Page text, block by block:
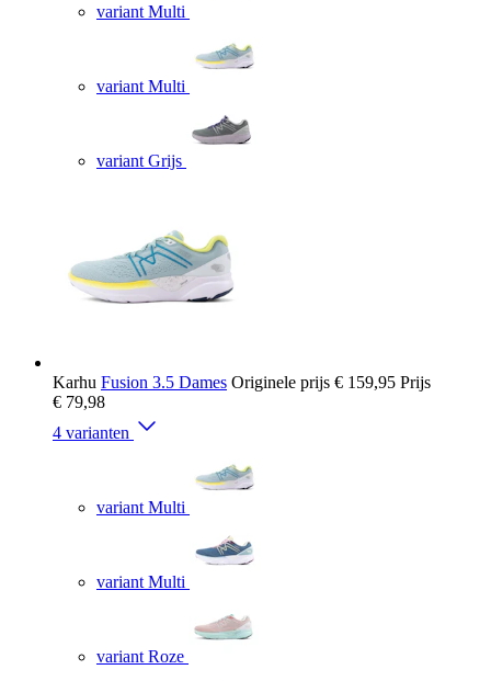
variant Multi
variant Multi
variant Grijs
Karhu Fusion 3.5 Dames Originele prijs € 159,95 Prijs
€ 79,98
4 varianten
variant Multi
variant Multi
variant Roze